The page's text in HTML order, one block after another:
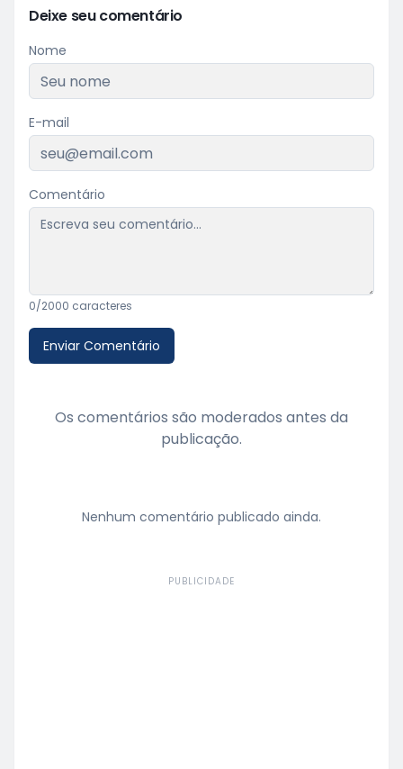
Deixe seu comentário
Nome
E-mail
Comentário
0/2000 caracteres
Enviar Comentário
Os comentários são moderados antes da
publicação.
Nenhum comentário publicado ainda.
PUBLICIDADE